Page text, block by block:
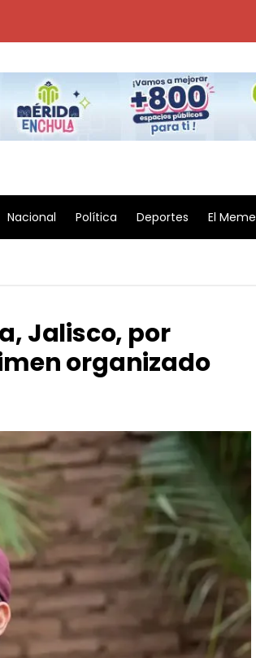
Nacional Política Deportes El Meme
Jalisco, por
organizado